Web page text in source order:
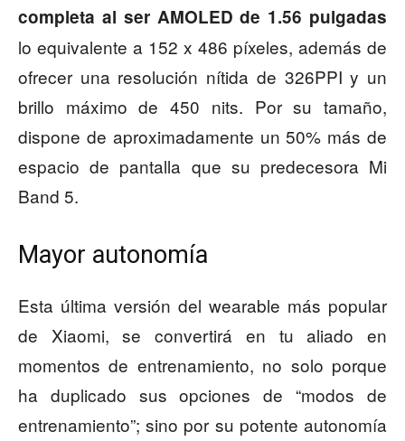
completa al ser AMOLED de 1.56 pulgadas
lo equivalente a 152 x 486 píxeles, además de
ofrecer una resolución nítida de 326PPI y un
brillo máximo de 450 nits. Por su tamaño,
dispone de aproximadamente un 50% más de
espacio de pantalla que su predecesora Mi
Band 5.
Mayor autonomía
Esta última versión del wearable más popular
de Xiaomi, se convertirá en tu aliado en
momentos de entrenamiento, no solo porque
ha duplicado sus opciones de “modos de
entrenamiento”; sino por su potente autonomía